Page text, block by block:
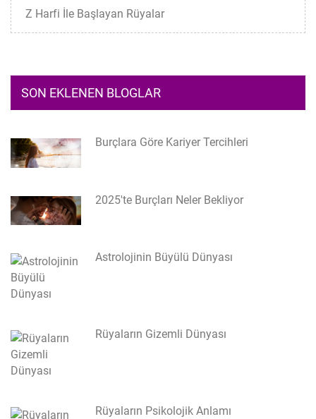
Z Harfi İle Başlayan Rüyalar
SON EKLENEN BLOGLAR
Burçlara Göre Kariyer Tercihleri
2025'te Burçları Neler Bekliyor
Astrolojinin Büyülü Dünyası
Rüyaların Gizemli Dünyası
Rüyaların Psikolojik Anlamı